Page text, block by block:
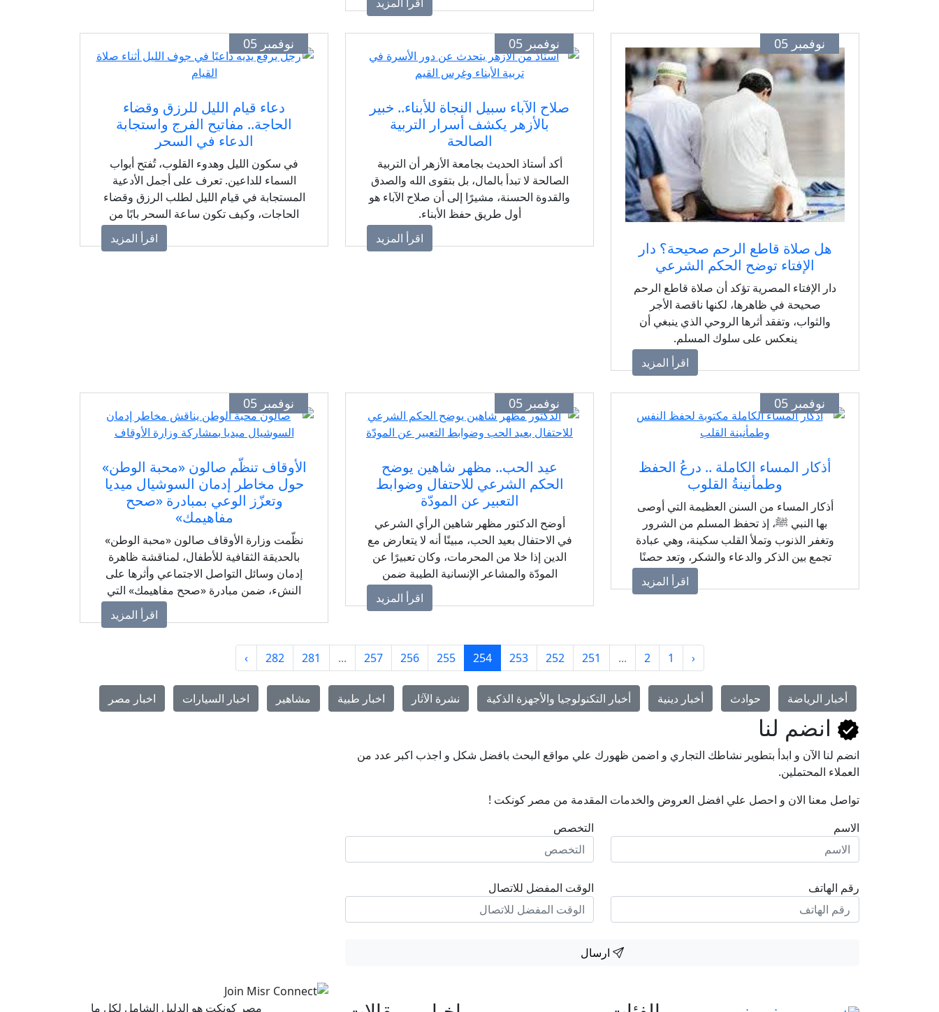
نوفمبر 05
هل صلاة قاطع الرحم صحيحة؟ دار
الإفتاء توضح الحكم الشرعي
دار الإفتاء المصرية تؤكد أن صلاة قاطع الرحم
صحيحة في ظاهرها، لكنها ناقصة الأجر
والثواب، وتفقد أثرها الروحي الذي ينبغي أن
ينعكس على سلوك المسلم.
اقرأ المزيد
نوفمبر 05
صلاح الآباء سبيل النجاة للأبناء.. خبير
بالأزهر يكشف أسرار التربية
الصالحة
أكد أستاذ الحديث بجامعة الأزهر أن التربية
الصالحة لا تبدأ بالمال، بل بتقوى الله والصدق
والقدوة الحسنة، مشيرًا إلى أن صلاح الآباء هو
أول طريق حفظ الأبناء.
اقرأ المزيد
نوفمبر 05
دعاء قيام الليل للرزق وقضاء
الحاجة.. مفاتيح الفرج واستجابة
الدعاء في السحر
في سكون الليل وهدوء القلوب، تُفتح أبواب
السماء للداعين. تعرف على أجمل الأدعية
المستجابة في قيام الليل لطلب الرزق وقضاء
الحاجات، وكيف تكون ساعة السحر بابًا من
نور للفرج والرحمة. اقرأ المزيد
نوفمبر 05
أذكار المساء الكاملة .. درعُ الحفظ
وطمأنينةُ القلوب
أذكار المساء من السنن العظيمة التي أوصى
بها النبي ﷺ، إذ تحفظ المسلم من الشرور
وتغفر الذنوب وتملأ القلب سكينة، وهي عبادة
تجمع بين الذكر والدعاء والشكر، وتعد حصنًا
منيعًا يقي الإنسان من هموم الليل ومكائد
الشيطان.
اقرأ المزيد
نوفمبر 05
عيد الحب.. مظهر شاهين يوضح
الحكم الشرعي للاحتفال وضوابط
التعبير عن المودّة
أوضح الدكتور مظهر شاهين الرأي الشرعي
في الاحتفال بعيد الحب، مبينًا أنه لا يتعارض مع
الدين إذا خلا من المحرمات، وكان تعبيرًا عن
المودّة والمشاعر الإنسانية الطيبة ضمن
الضوابط الشرعية. اقرأ المزيد
نوفمبر 05
الأوقاف تنظّم صالون «محبة الوطن»
حول مخاطر إدمان السوشيال ميديا
وتعزّز الوعي بمبادرة «صحح
مفاهيمك»
نظّمت وزارة الأوقاف صالون «محبة الوطن»
بالحديقة الثقافية للأطفال، لمناقشة ظاهرة
إدمان وسائل التواصل الاجتماعي وأثرها على
النشء، ضمن مبادرة «صحح مفاهيمك» التي
تهدف إلى ترسيخ القيم والاعتدال.اقرأ المزيد
‹
1
2
...
251
252
253
254
255
256
257
...
281
282
›
أخبار الرياضة حوادث أخبار دينية أخبار التكنولوجيا والأجهزة الذكية نشرة الآثار اخبار طبية مشاهير اخبار السيارات اخبار مصر
انضم لنا
انضم لنا اﻵن و ابدأ بتطوير نشاطك التجاري و اضمن ظهورك علي مواقع البحث بافضل شكل و اجذب اكبر عدد من
العملاء المحتملين.
تواصل معنا الان و احصل علي افضل العروض والخدمات المقدمة من مصر كونكت !
الاسم
رقم الهاتف
التخصص
الوقت المفضل للاتصال
ارسال
مصر كونكت هو الدليل الشامل لكل ما